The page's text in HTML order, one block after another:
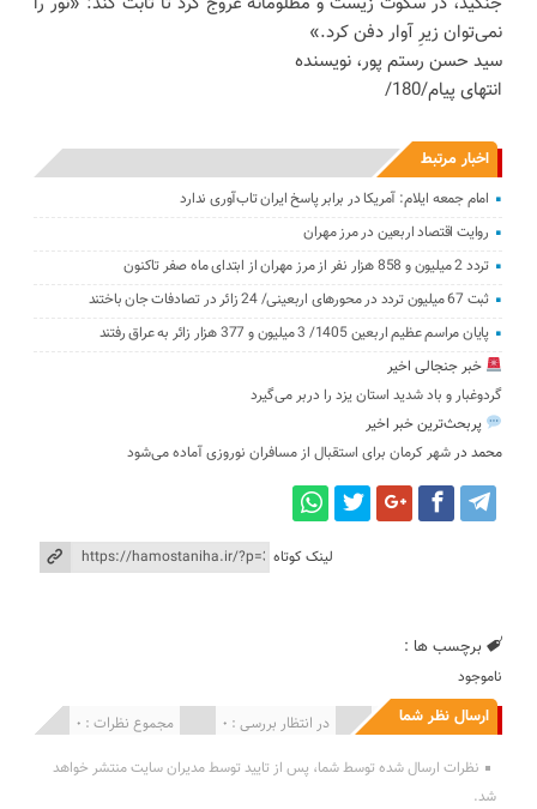
نمی‌توان زیرِ آوار دفن کرد.»
سید حسن رستم پور، نویسنده
انتهای پیام/180/
اخبار مرتبط
امام جمعه ایلام: آمریکا در برابر پاسخ ایران تاب‌آوری ندارد
روایت اقتصاد اربعین در مرز مهران
تردد 2 میلیون و 858 هزار نفر از مرز مهران از ابتدای ماه صفر تاکنون
‌‌ثبت 67 میلیون تردد در محورهای اربعینی/ 24 زائر در تصادفات جان باختند
پایان مراسم عظیم اربعین 1405/ ‌3 میلیون و 377 ‌هزار زائر به عراق رفتند
خبر جنجالی اخیر
گردوغبار و باد شدید استان یزد را دربر می‌گیرد
پربحث‌ترین خبر اخیر
محمد درشهر کرمان برای استقبال از مسافران نوروزی آماده می‌شود
لینک کوتاه
برچسب ها :
ناموجود
ارسال نظر شما مجموع نظرات : 0 در انتظار بررسی : 0 انتشار یافته : 0
نظرات ارسال شده توسط شما، پس از تایید توسط مدیران سایت منتشر خواهد
شد.